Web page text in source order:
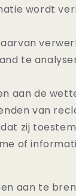
wordt
te
aan de
van
zij
of
aan te